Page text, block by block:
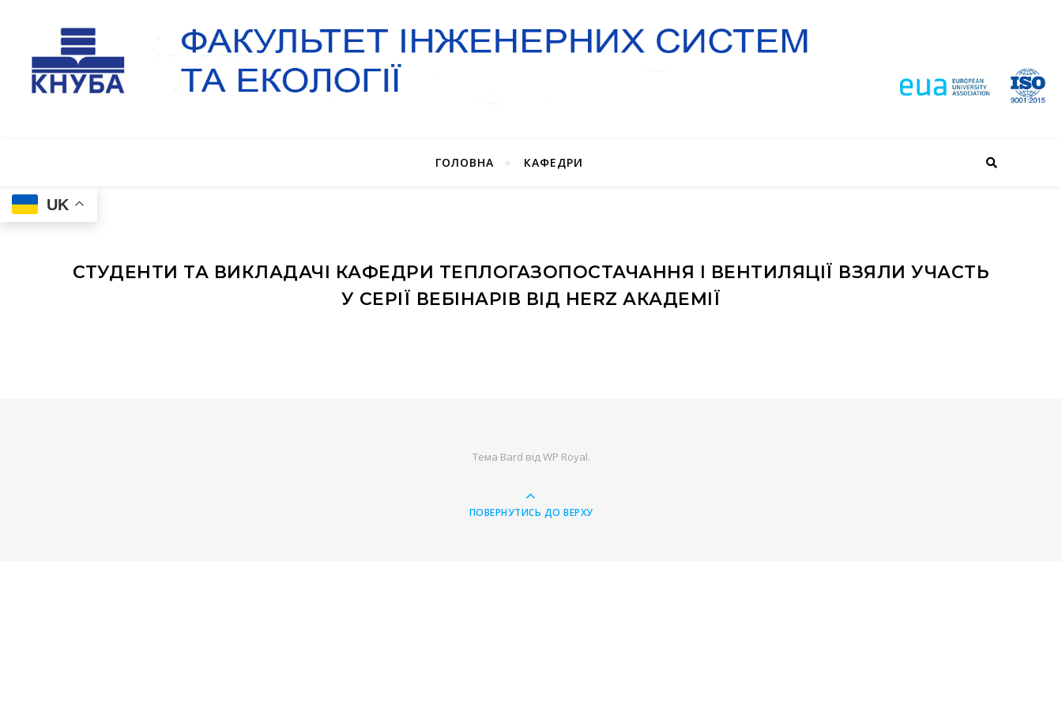
ГОЛОВНА КАФЕДРИ
UK
СТУДЕНТИ ТА ВИКЛАДАЧІ КАФЕДРИ ТЕПЛОГАЗОПОСТАЧАННЯ І ВЕНТИЛЯЦІЇ ВЗЯЛИ УЧАСТЬ
У СЕРІЇ ВЕБІНАРІВ ВІД HERZ АКАДЕМІЇ
Тема Bard відWP Royal.
ПОВЕРНУТИСЬ ДО ВЕРХУ